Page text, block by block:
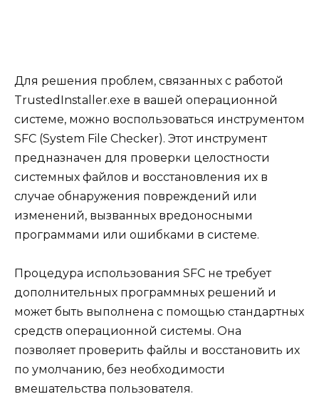
Для решения проблем, связанных с работой
TrustedInstaller.exe в вашей операционной
системе, можно воспользоваться инструментом
SFC (System File Checker). Этот инструмент
предназначен для проверки целостности
системных файлов и восстановления их в
случае обнаружения повреждений или
изменений, вызванных вредоносными
программами или ошибками в системе.
Процедура использования SFC не требует
дополнительных программных решений и
может быть выполнена с помощью стандартных
средств операционной системы. Она
позволяет проверить файлы и восстановить их
по умолчанию, без необходимости
вмешательства пользователя.